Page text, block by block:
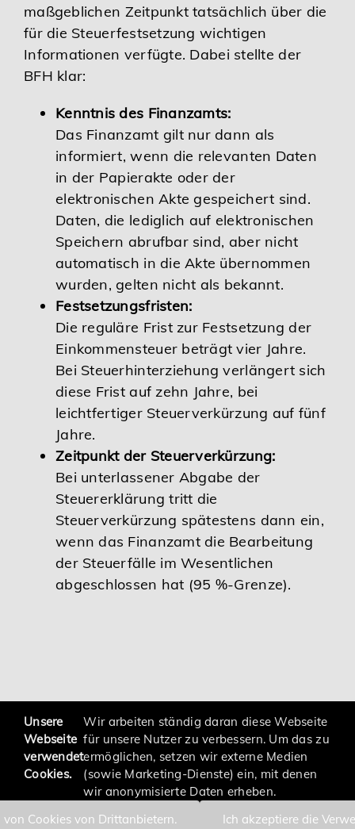
maßgeblichen Zeitpunkt tatsächlich über die
für die Steuerfestsetzung wichtigen
Informationen verfügte. Dabei stellte der
BFH klar:
Kenntnis des Finanzamts:
Das Finanzamt gilt nur dann als
informiert, wenn die relevanten Daten
in der Papierakte oder der
elektronischen Akte gespeichert sind.
Daten, die lediglich auf elektronischen
Speichern abrufbar sind, aber nicht
automatisch in die Akte übernommen
wurden, gelten nicht als bekannt.
Festsetzungsfristen:
Die reguläre Frist zur Festsetzung der
Einkommensteuer beträgt vier Jahre.
Bei Steuerhinterziehung verlängert sich
diese Frist auf zehn Jahre, bei
leichtfertiger Steuerverkürzung auf fünf
Jahre.
Zeitpunkt der Steuerverkürzung:
Bei unterlassener Abgabe der
Steuererklärung tritt die
Steuerverkürzung spätestens dann ein,
wenn das Finanzamt die Bearbeitung
der Steuerfälle im Wesentlichen
abgeschlossen hat (95 %-Grenze).
zurück
Unsere
Webseite
verwendet
Cookies.
Wir arbeiten ständig daran diese Webseite
für unsere Nutzer zu verbessern. Um das zu
ermöglichen, setzen wir externe Medien
(sowie Marketing-Dienste) ein, mit denen
wir anonymisierte Daten erheben.
Cookies von Drittanbietern.
Ich akzeptiere die